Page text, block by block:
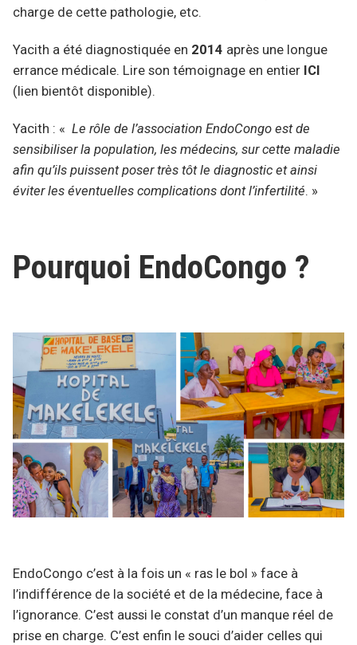
charge de cette pathologie, etc.
Yacith a été diagnostiquée en 2014 après une longue
errance médicale. Lire son témoignage en entier ICI
(lien bientôt disponible).
Yacith : « Le rôle de l’association EndoCongo est de
sensibiliser la population, les médecins, sur cette maladie
afin qu’ils puissent poser très tôt le diagnostic et ainsi
éviter les éventuelles complications dont l’infertilité. »
Pourquoi EndoCongo ?
EndoCongo c’est à la fois un « ras le bol » face à
l’indifférence de la société et de la médecine, face à
l’ignorance. C’est aussi le constat d’un manque réel de
prise en charge. C’est enfin le souci d’aider celles qui